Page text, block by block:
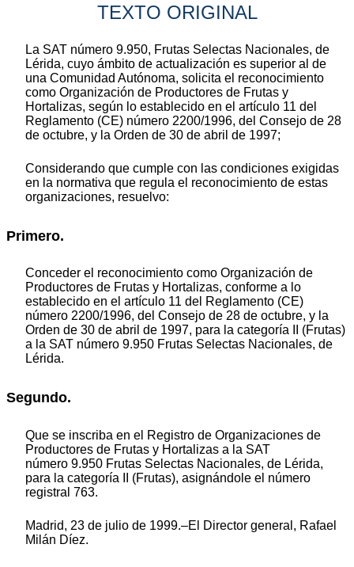
TEXTO ORIGINAL
La SAT número 9.950, Frutas Selectas Nacionales, de
Lérida, cuyo ámbito de actualización es superior al de
una Comunidad Autónoma, solicita el reconocimiento
como Organización de Productores de Frutas y
Hortalizas, según lo establecido en el artículo 11 del
Reglamento (CE) número 2200/1996, del Consejo de 28
de octubre, y la Orden de 30 de abril de 1997;
Considerando que cumple con las condiciones exigidas
en la normativa que regula el reconocimiento de estas
organizaciones, resuelvo:
Primero.
Conceder el reconocimiento como Organización de
Productores de Frutas y Hortalizas, conforme a lo
establecido en el artículo 11 del Reglamento (CE)
número 2200/1996, del Consejo de 28 de octubre, y la
Orden de 30 de abril de 1997, para la categoría II (Frutas)
a la SAT número 9.950 Frutas Selectas Nacionales, de
Lérida.
Segundo.
Que se inscriba en el Registro de Organizaciones de
Productores de Frutas y Hortalizas a la SAT
número 9.950 Frutas Selectas Nacionales, de Lérida,
para la categoría II (Frutas), asignándole el número
registral 763.
Madrid, 23 de julio de 1999.–El Director general, Rafael
Milán Díez.